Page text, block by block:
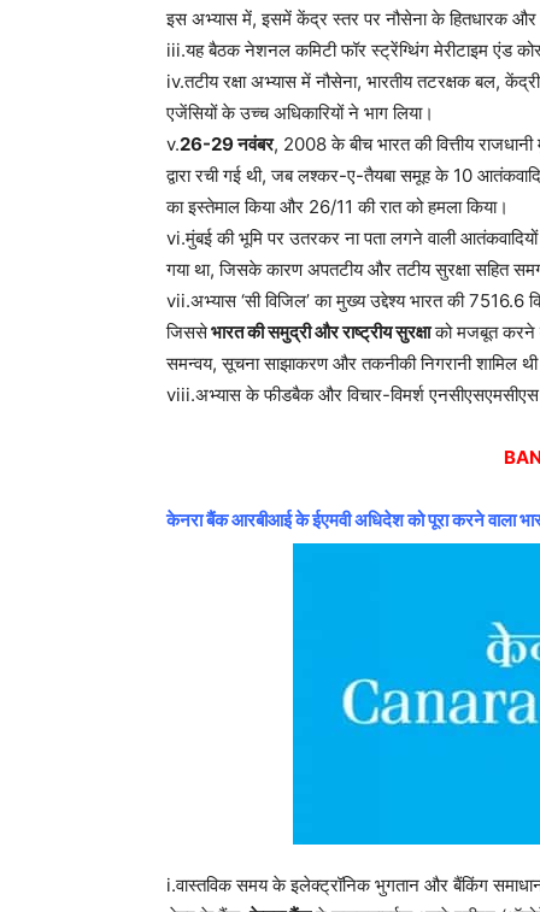
इस अभ्यास में, इसमें केंद्र स्तर पर नौसेना के हितधारक
iii.यह बैठक नेशनल कमिटी फॉर स्ट्रेंग्थिंग मेरीटाइम एंड
iv.तटीय रक्षा अभ्यास में नौसेना, भारतीय तटरक्षक बल,
एजेंसियों के उच्च अधिकारियों ने भाग लिया।
v.26-29 नवंबर, 2008 के बीच भारत की वित्तीय
द्वारा रची गई थी, जब लश्कर-ए-तैयबा समूह के 10
का इस्तेमाल किया और 26/11 की रात को हमला किया।
vi.मुंबई की भूमि पर उतरकर ना पता लगने वाली
गया था, जिसके कारण अपतटीय और तटीय सुरक्षा सहित
vii.अभ्यास ‘सी विजिल’ का मुख्य उद्देश्य भारत की
जिससेभारत की समुद्री और राष्ट्रीय सुरक्षाको मजबूत करने
समन्वय, सूचना साझाकरण और तकनीकी निगरानी शामिल
viii.अभ्यास के फीडबैक और विचार-विमर्श
केनरा बैंक आरबीआई के ईएमवी अधिदेश को पूरा करने वाला
i.वास्तविक समय के इलेक्ट्रॉनिक भुगतान और बैंकिंग